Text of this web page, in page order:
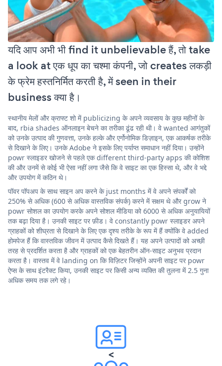
यदि आप अभी भी find it unbelievable हैं, तो take
a look at एक धूप का चश्मा कंपनी, जो creates लकड़ी
के फ्रेम हस्तनिर्मित करती है, में seen in their
business क्या है।
स्थानीय मेलों और क्राफ्ट शो में publicizing के अपने व्यवसाय के कुछ महीनों के
बाद, rbia shades ऑनलाइन बेचने का तरीका ढूंढ रही थी। वे wanted आगंतुकों
को उनके उत्पाद की गुणवत्ता, उनके हल्के और एर्गोनोमिक डिज़ाइन, एक आकर्षक तरीके
से दिखाने के लिए। उनके Adobe ने इसके लिए पर्याप्त समाधान नहीं दिया। उन्होंने
powr स्लाइडर खोजने से पहले एक different third-party apps की कोशिश
की और उनमें से कोई भी ऐसा नहीं लगा जैसे कि वे साइट का एक हिस्सा थे, और वे भद्दे
और उपयोग में कठिन थे।
पॉवर पॉपअप के साथ साइन अप करने के just months में वे अपने संपर्कों को
250% से अधिक (600 से अधिक वास्तविक संपर्क) करने में सक्षम थे और grow ने
powr सोशल का उपयोग करके अपने सोशल मीडिया को 6000 से अधिक अनुयायियों
तक बढ़ा दिया है। उनकी साइट पर फ़ीड। वे constantly powr स्लाइडर अपने
ग्राहकों को शीघ्रता से दिखाने के लिए एक दृश्य तरीके के रूप में हैं क्योंकि वे added
होमपेज हैं कि वास्तविक जीवन में उत्पाद कैसे दिखते हैं। यह अपने उत्पादों को अच्छी
तरह से प्रदर्शित करता है और ग्राहकों को एक बेहतरीन ऑन-साइट अनुभव प्रदान
करता है। वास्तव में वे landing on कि विज़िटर जिन्होंने अपनी साइट पर powr
ऐप्स के साथ इंटरैक्ट किया, उनकी साइट पर किसी अन्य व्यक्ति की तुलना में 2.5 गुना
अधिक समय तक लगे रहे।
<